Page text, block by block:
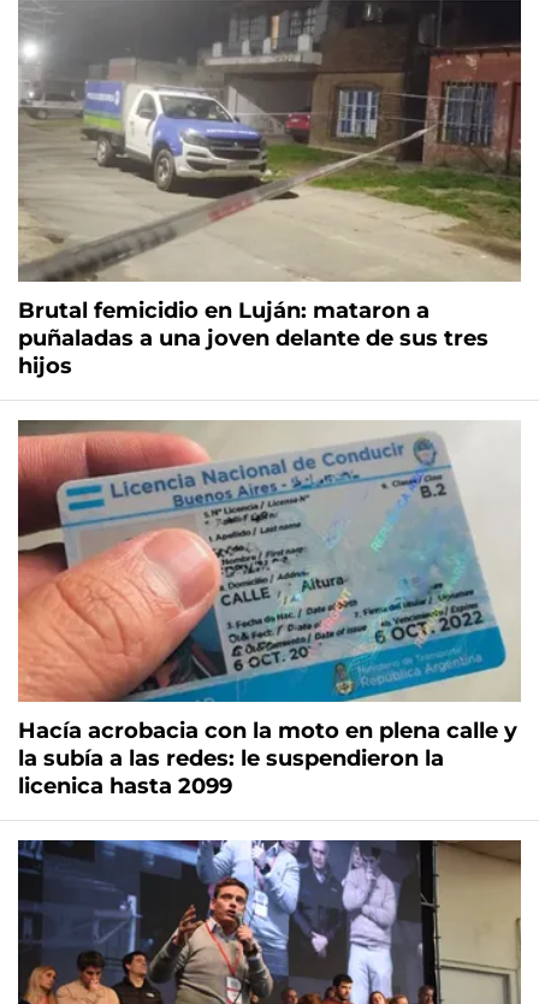
Brutal femicidio en Luján: mataron a
puñaladas a una joven delante de sus tres
hijos
Hacía acrobacia con la moto en plena calle y
la subía a las redes: le suspendieron la
licenica hasta 2099